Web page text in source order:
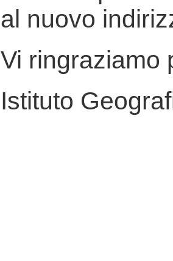
al nuovo
Vi ringraziamo
Istituto